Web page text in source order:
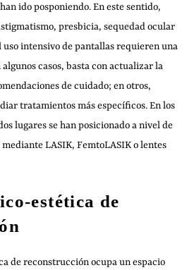
ido posponiendo. En este sentido,
presbicia, sequedad ocular
uso intensivo de pantallas requieren una
casos, basta con actualizar la
de cuidado; en otros,
tratamientos más específicos. En los
lugares se han posicionado a nivel de
LASIK, FemtoLASIK o lentes
estética de
de reconstrucción ocupa un espacio